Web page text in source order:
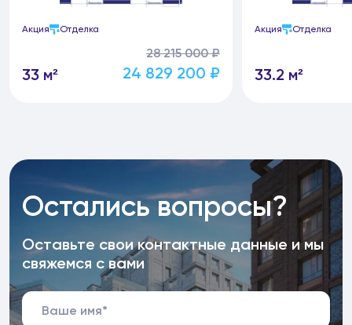
Акция Отделка
33 м²
28 215 000 ₽
24 829 200 ₽
Акция Отделка
33.2 м²
Остались вопросы?
Оставьте свои контактные данные и мы
свяжемся с вами